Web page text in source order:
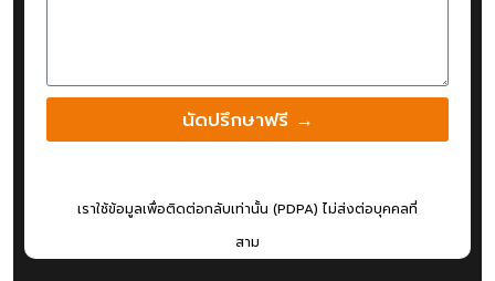
นัดปรึกษาฟรี →
เราใช้ข้อมูลเพื่อติดต่อกลับเท่านั้น (PDPA) ไม่ส่งต่อบุคคลที่
สาม